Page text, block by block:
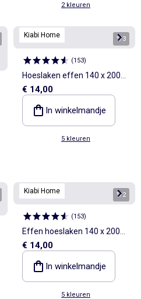
2 kleuren
Kiabi Home 1/3
(153)
Hoeslaken effen 140 x 200
cm
€ 14,00
In winkelmandje
5 kleuren
Kiabi Home 1/2
(153)
Effen hoeslaken 140 x 200
cm
€ 14,00
In winkelmandje
5 kleuren